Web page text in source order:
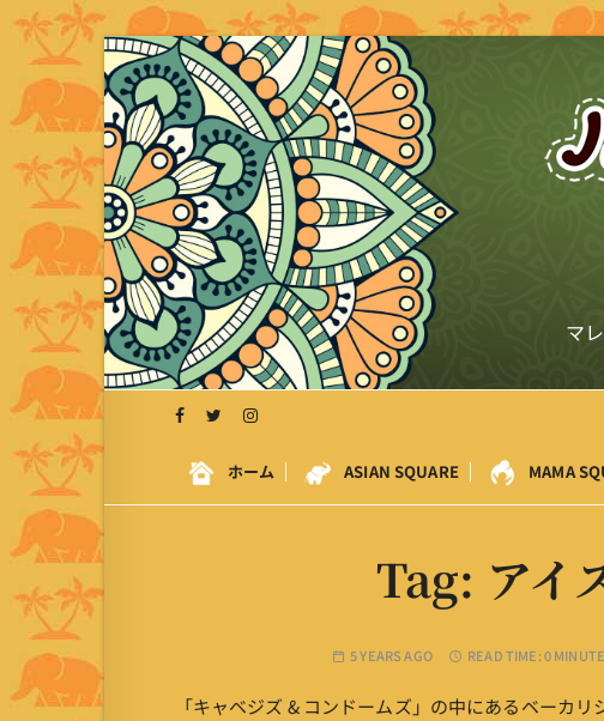
S
k
i
p
t
o
c
o
n
e
n
マ
ホーム ASIAN SQUARE MAMA
Tag: アイ
5 YEARS AGO READ TIME:0 MINUTE
「キャベジズ & コンドームズ」の中にあるベーカ